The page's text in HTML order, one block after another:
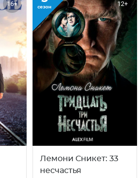
16+ сезон 12+
Лемони Сникет: 33
несчастья